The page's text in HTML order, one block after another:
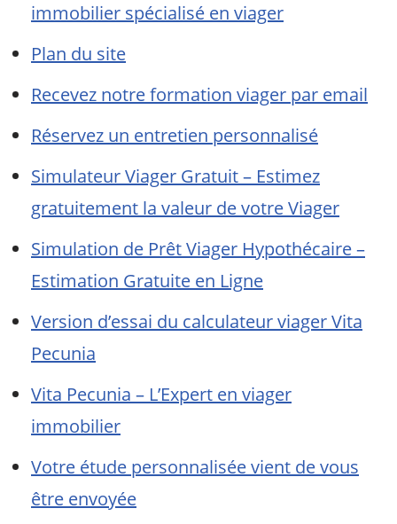
immobilier spécialisé en viager
Plan du site
Recevez notre formation viager par email
Réservez un entretien personnalisé
Simulateur Viager Gratuit – Estimez
gratuitement la valeur de votre Viager
Simulation de Prêt Viager Hypothécaire –
Estimation Gratuite en Ligne
Version d’essai du calculateur viager Vita
Pecunia
Vita Pecunia – L’Expert en viager
immobilier
Votre étude personnalisée vient de vous
être envoyée